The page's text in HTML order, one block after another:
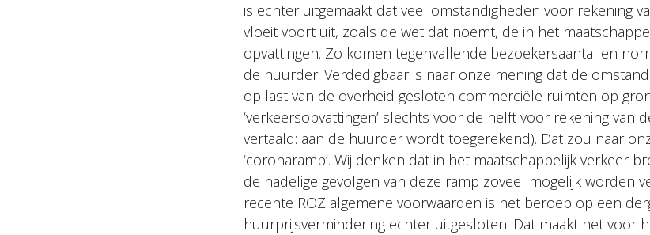
is echter uitgemaakt dat veel omstandigheden voor rekening
vloeit voort uit, zoals de wet dat noemt, de in het
opvattingen. Zo komen tegenvallende bezoekersaantallen
de huurder. Verdedigbaar is naar onze mening dat de
op last van de overheid gesloten commerciële ruimten op
‘verkeersopvattingen’ slechts voor de helft voor rekening van
vertaald: aan de huurder wordt toegerekend). Dat zou naar
‘coronaramp’. Wij denken dat in het maatschappelijk verkeer
de nadelige gevolgen van deze ramp zoveel mogelijk worden
recente ROZ algemene voorwaarden is het beroep op een
huurprijsvermindering echter uitgesloten. Dat maakt het voor